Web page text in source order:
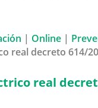
| Online |
real decreto 614/
real